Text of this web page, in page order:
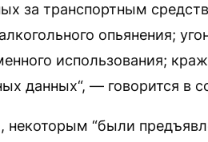
за транспортным
опьянения;
использования;
данных“, — говорится в
некоторым “были